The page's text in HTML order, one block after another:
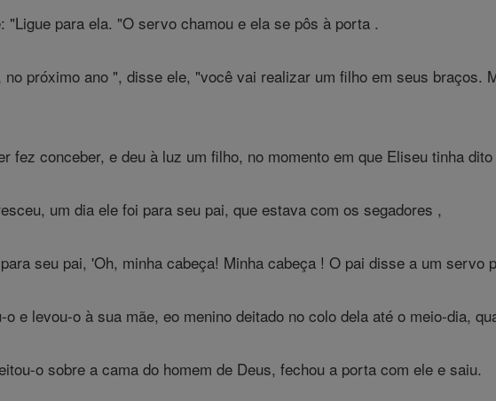
"Ligue para ela. "O servo chamou e ela se pôs à porta .
próximo ano ", disse ele, "você vai realizar um filho em seus braços.
fez conceber, e deu à luz um filho, no momento em que Eliseu tinha
um dia ele foi para seu pai, que estava com os segadores ,
seu pai, 'Oh, minha cabeça! Minha cabeça ! O pai disse a um servo
o e levou-o à sua mãe, eo menino deitado no colo dela até o meio-dia,
o sobre a cama do homem de Deus, fechou a porta com ele e saiu.